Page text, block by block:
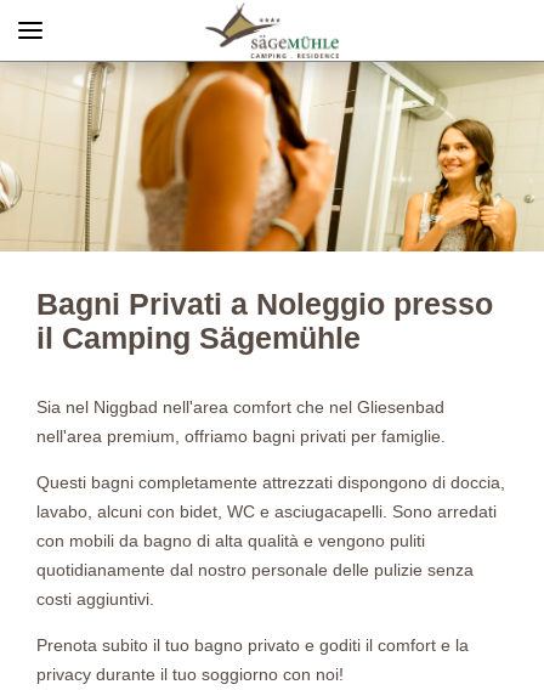
Menü
Bagni Privati a Noleggio presso
il Camping Sägemühle
Sia nel Niggbad nell'area comfort che nel Gliesenbad
nell'area premium, offriamo bagni privati per famiglie.
Questi bagni completamente attrezzati dispongono di doccia,
lavabo, alcuni con bidet, WC e asciugacapelli. Sono arredati
con mobili da bagno di alta qualità e vengono puliti
quotidianamente dal nostro personale delle pulizie senza
costi aggiuntivi.
Prenota subito il tuo bagno privato e goditi il comfort e la
privacy durante il tuo soggiorno con noi!